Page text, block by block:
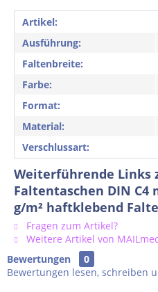
Artikel:
Ausführung:
Faltenbreite:
Farbe:
Format:
Material:
Verschlussart:
Weiterführende Links
Faltentaschen DIN C4
g/m² haftklebend
Fragen zum Artikel?
Weitere Artikel von
Bewertungen
0
Bewertungen lesen, schreiben